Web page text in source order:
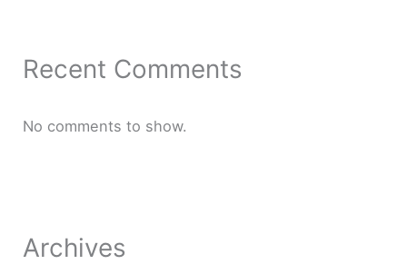
Recent Comments
No comments to show.
Archives